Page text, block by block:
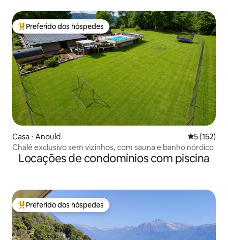
Entre os melhores preferidos dos hóspedes
Preferido dos hóspedes
Casa ⋅ Anould 5 de uma
5 (152)
Chalé exclusivo sem vizinhos, com sauna e banho nórdico
Locações de condomínios com piscina
Entre os melhores preferidos dos hóspedes
Preferido dos hóspedes